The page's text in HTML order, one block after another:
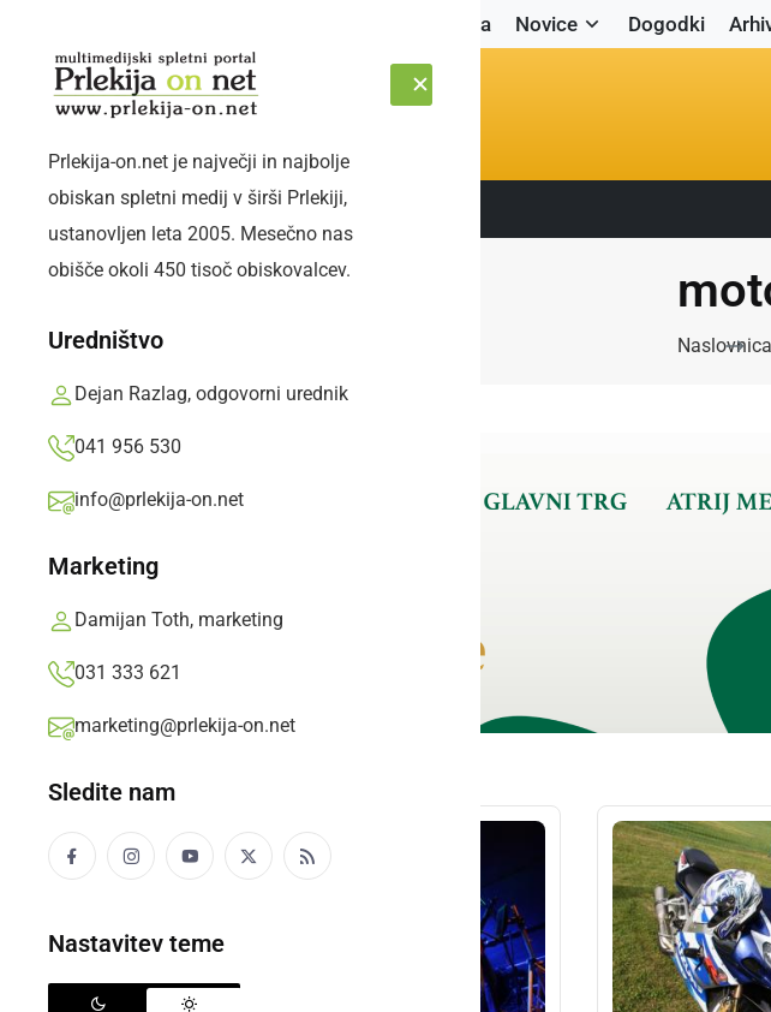
Naslovnica Novice Dogodki
SOBOTA, 8. AVGUST 2026 Sledite nam:
Prlekija-on.net je največji in najbolje
obiskan spletni medij v širši Prlekiji,
ustanovljen leta 2005. Mesečno nas
obišče okoli 450 tisoč obiskovalcev.
Uredništvo
Dejan Razlag, odgovorni urednik
041 956 530
info@prlekija-on.net
Marketing
Damijan Toth, marketing
031 333 621
marketing@prlekija-on.net
Sledite nam
Nastavitev teme
Naslovnica